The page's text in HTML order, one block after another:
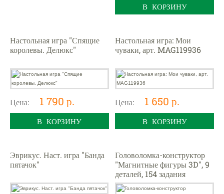
В КОРЗИНУ
Настольная игра "Спящие
королевы. Делюкс"
Цена: 1 790 р.
В КОРЗИНУ
Настольная игра: Мои
чуваки, арт. MAG119936
Цена: 1 650 р.
В КОРЗИНУ
Эврикус. Наст. игра "Банда
пятачок"
Головоломка-конструктор
"Магнитные фигуры 3D", 9
деталей, 154 задания